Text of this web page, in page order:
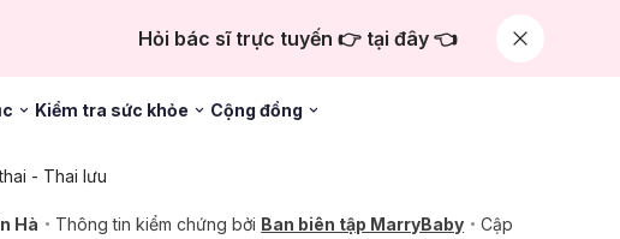
Hỏi bác sĩ trực tuyến 👉 tại đây 👈
Kiểm tra sức khỏe Cộng đồng
- Thai lưu
Hà Thông tin kiểm chứng bởi Ban biên tập MarryBaby
Cập